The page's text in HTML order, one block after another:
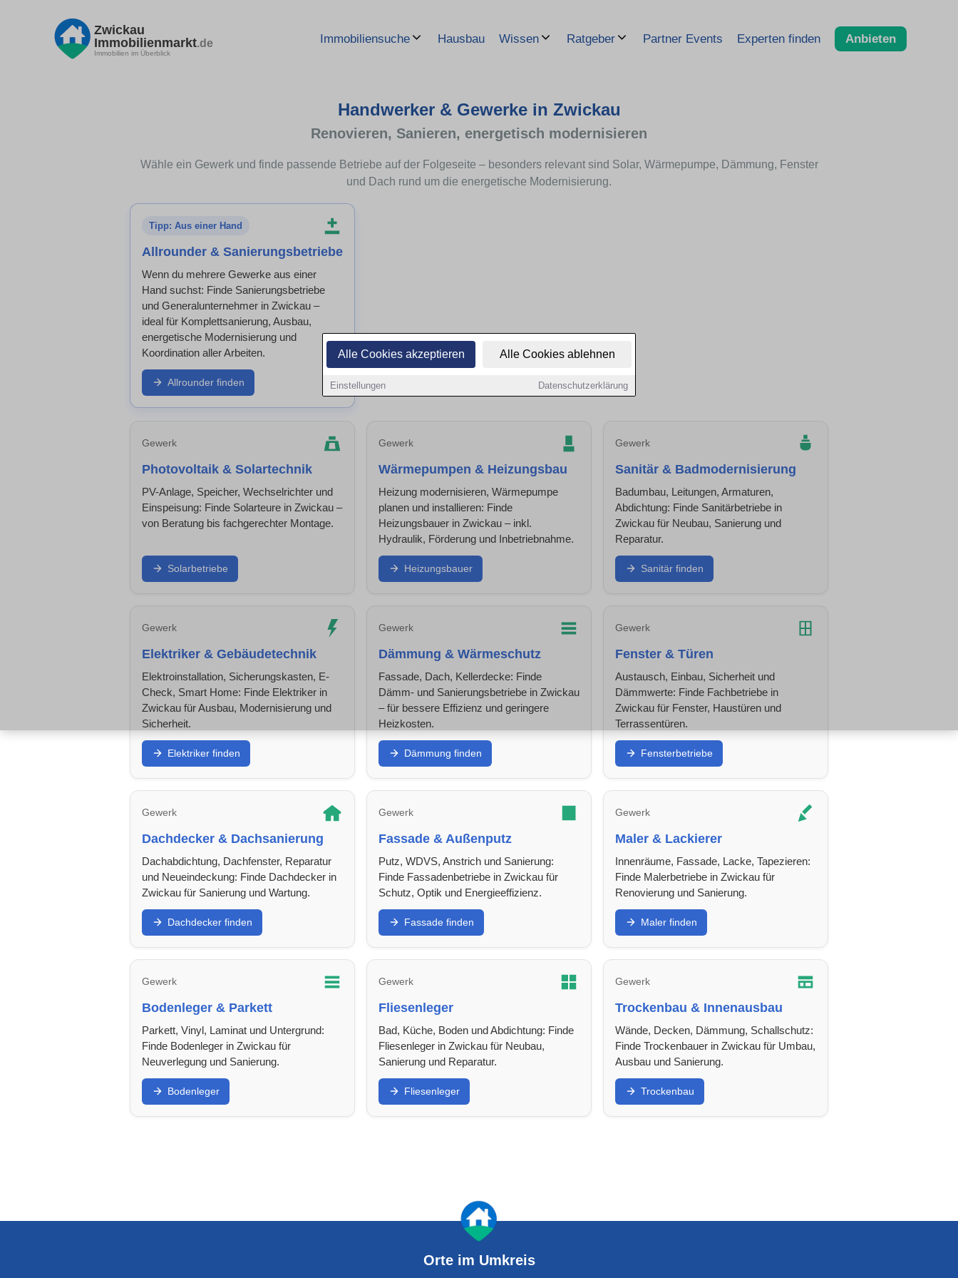
Alle Cookies akzeptieren Alle Cookies ablehnen
Einstellungen Datenschutzerklärung
Zwickau
Immobilienmarkt.de
Immobilien im Überblick
Immobiliensuche Hausbau Wissen Ratgeber Partner Events Experten finden Anbieten
Handwerker & Gewerke in Zwickau
Renovieren, Sanieren, energetisch modernisieren
Wähle ein Gewerk und finde passende Betriebe auf der Folgeseite – besonders relevant sind Solar, Wärmepumpe, Dämmung, Fenster
und Dach rund um die energetische Modernisierung.
Tipp: Aus einer Hand
Allrounder & Sanierungsbetriebe
Wenn du mehrere Gewerke aus einer
Hand suchst: Finde Sanierungsbetriebe
und Generalunternehmer in Zwickau –
ideal für Komplettsanierung, Ausbau,
energetische Modernisierung und
Koordination aller Arbeiten.
Allrounder finden
Gewerk
Photovoltaik & Solartechnik
PV-Anlage, Speicher, Wechselrichter und
Einspeisung: Finde Solarteure in Zwickau –
von Beratung bis fachgerechter Montage.
Solarbetriebe
Gewerk
Wärmepumpen & Heizungsbau
Heizung modernisieren, Wärmepumpe
planen und installieren: Finde
Heizungsbauer in Zwickau – inkl.
Hydraulik, Förderung und Inbetriebnahme.
Heizungsbauer
Gewerk
Sanitär & Badmodernisierung
Badumbau, Leitungen, Armaturen,
Abdichtung: Finde Sanitärbetriebe in
Zwickau für Neubau, Sanierung und
Reparatur.
Sanitär finden
Gewerk
Elektriker & Gebäudetechnik
Elektroinstallation, Sicherungskasten, E-
Check, Smart Home: Finde Elektriker in
Zwickau für Ausbau, Modernisierung und
Sicherheit.
Elektriker finden
Gewerk
Dämmung & Wärmeschutz
Fassade, Dach, Kellerdecke: Finde
Dämm- und Sanierungsbetriebe in Zwickau
– für bessere Effizienz und geringere
Heizkosten.
Dämmung finden
Gewerk
Fenster & Türen
Austausch, Einbau, Sicherheit und
Dämmwerte: Finde Fachbetriebe in
Zwickau für Fenster, Haustüren und
Terrassentüren.
Fensterbetriebe
Gewerk
Dachdecker & Dachsanierung
Dachabdichtung, Dachfenster, Reparatur
und Neueindeckung: Finde Dachdecker in
Zwickau für Sanierung und Wartung.
Dachdecker finden
Gewerk
Fassade & Außenputz
Putz, WDVS, Anstrich und Sanierung:
Finde Fassadenbetriebe in Zwickau für
Schutz, Optik und Energieeffizienz.
Fassade finden
Gewerk
Maler & Lackierer
Innenräume, Fassade, Lacke, Tapezieren:
Finde Malerbetriebe in Zwickau für
Renovierung und Sanierung.
Maler finden
Gewerk
Bodenleger & Parkett
Parkett, Vinyl, Laminat und Untergrund:
Finde Bodenleger in Zwickau für
Neuverlegung und Sanierung.
Bodenleger
Gewerk
Fliesenleger
Bad, Küche, Boden und Abdichtung: Finde
Fliesenleger in Zwickau für Neubau,
Sanierung und Reparatur.
Fliesenleger
Gewerk
Trockenbau & Innenausbau
Wände, Decken, Dämmung, Schallschutz:
Finde Trockenbauer in Zwickau für Umbau,
Ausbau und Sanierung.
Trockenbau
Orte im Umkreis